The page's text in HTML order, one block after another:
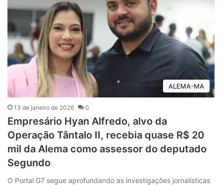
ALEMA-MA
13 de janeiro de 2026 0
Empresário Hyan Alfredo, alvo da
Operação Tântalo II, recebia quase R$ 20
mil da Alema como assessor do deputado
Segundo
O Portal G7 segue aprofundando as investigações jornalísticas